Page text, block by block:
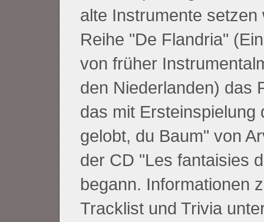
alte Instrumente setzen
Reihe "De Flandria"
von früher
den Niederlanden) das
das mit Ersteinspielung
gelobt, du Baum" von
der CD "Les fantaisies
begann. Informationen
Tracklist und Trivia